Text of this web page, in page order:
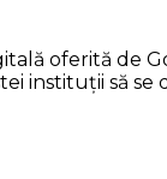
oferită de
instituții să se